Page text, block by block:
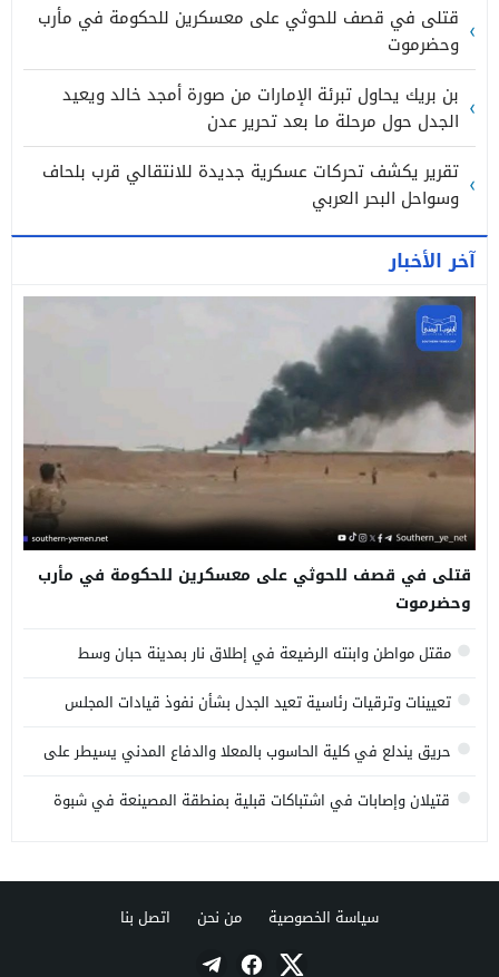
قتلى في قصف للحوثي على معسكرين للحكومة في مأرب
وحضرموت
بن بريك يحاول تبرئة الإمارات من صورة أمجد خالد ويعيد
الجدل حول مرحلة ما بعد تحرير عدن
تقرير يكشف تحركات عسكرية جديدة للانتقالي قرب بلحاف
وسواحل البحر العربي
آخر الأخبار
قتلى في قصف للحوثي على معسكرين للحكومة في مأرب
وحضرموت
مقتل مواطن وابنته الرضيعة في إطلاق نار بمدينة حبان وسط
تعيينات وترقيات رئاسية تعيد الجدل بشأن نفوذ قيادات المجلس
حريق يندلع في كلية الحاسوب بالمعلا والدفاع المدني يسيطر على
قتيلان وإصابات في اشتباكات قبلية بمنطقة المصينعة في شبوة
سياسة الخصوصية من نحن اتصل بنا